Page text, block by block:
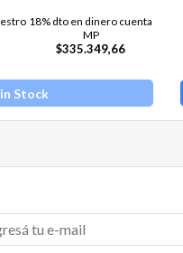
18% dto en dinero cuenta
MP
$335.349,66
Stock